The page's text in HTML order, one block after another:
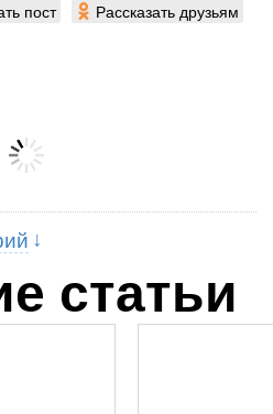
пост Рассказать друзьям
статьи